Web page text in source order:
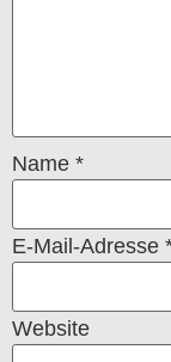
Name *
E-Mail-Adresse
Website